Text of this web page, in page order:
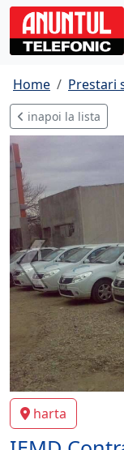
Home Prestari
inapoi la lista
harta